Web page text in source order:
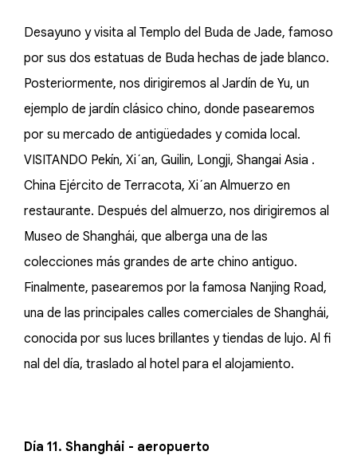
Desayuno y visita al Templo del Buda de Jade, famoso
por sus dos estatuas de Buda hechas de jade blanco.
Posteriormente, nos dirigiremos al Jardín de Yu, un
ejemplo de jardín clásico chino, donde pasearemos
por su mercado de antigüedades y comida local.
VISITANDO Pekín, Xi´an, Guilin, Longji, Shangai Asia .
China Ejército de Terracota, Xi´an Almuerzo en
restaurante. Después del almuerzo, nos dirigiremos al
Museo de Shanghái, que alberga una de las
colecciones más grandes de arte chino antiguo.
Finalmente, pasearemos por la famosa Nanjing Road,
una de las principales calles comerciales de Shanghái,
conocida por sus luces brillantes y tiendas de lujo. Al fi
nal del día, traslado al hotel para el alojamiento.
Día 11. Shanghái - aeropuerto